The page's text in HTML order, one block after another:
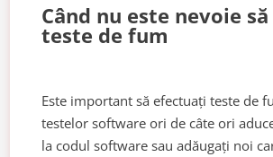
Când nu este nevoie
teste de fum
Este important să efectuați teste de
testelor software ori de câte ori
la codul software sau adăugați noi